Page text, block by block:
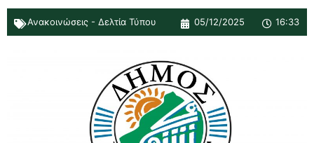
Ανακοινώσεις - Δελτία Τύπου 05/12/2025 16:33